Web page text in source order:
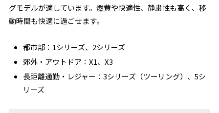
グモデルが適しています。燃費や快適性、静粛性も高く、移
動時間も快適に過ごせます。
都市部：1シリーズ、2シリーズ
郊外・アウトドア：X1、X3
長距離通勤・レジャー：3シリーズ（ツーリング）、5シ
リーズ